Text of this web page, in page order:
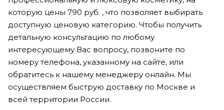
которую цены 790 руб. , что позволяет выбирать
доступную ценовую категорию. Чтобы получить
детальную консультацию по любому
интересующему Вас вопросу, позвоните по
номеру телефона, указанному на сайте, или
обратитесь к нашему менеджеру онлайн. Мы
осуществляем быструю доставку по Москве и
всей территории России.